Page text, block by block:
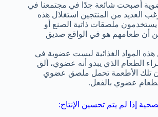
أصبحت شائعة جدًا في مجتمعنا في
العديد من المنتجين استغلال هذه
يستخدمون ملصقات ذاتية الصنع أو
أن طعامهم هو في الواقع صديق
المواد الغذائية ليست عضوية في
الطعام الذي يبدو أنه عضوي، ألق
تلك الأطعمة تحمل ملصق عضوي
عضوي بالفعل.